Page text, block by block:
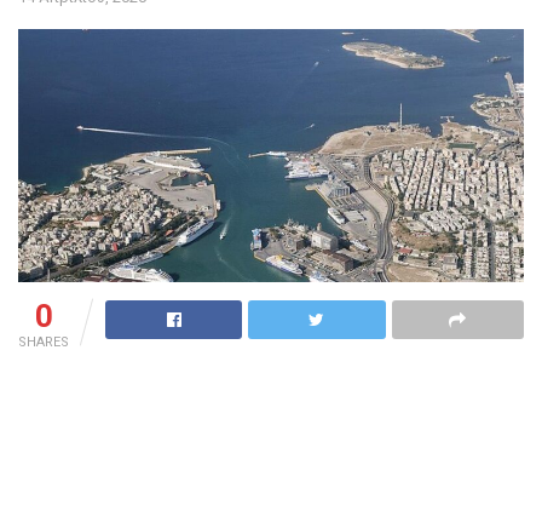
0
SHARES